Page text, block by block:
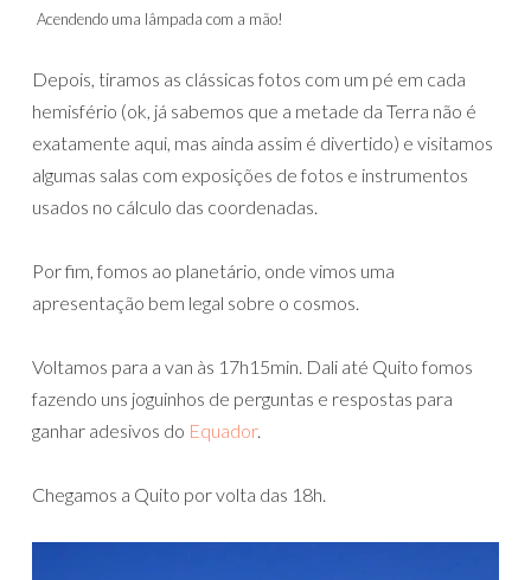
Acendendo uma lâmpada com a mão!
Depois, tiramos as clássicas fotos com um pé em cada
hemisfério (ok, já sabemos que a metade da Terra não é
exatamente aqui, mas ainda assim é divertido) e visitamos
algumas salas com exposições de fotos e instrumentos
usados no cálculo das coordenadas.
Por fim, fomos ao planetário, onde vimos uma
apresentação bem legal sobre o cosmos.
Voltamos para a van às 17h15min. Dali até Quito fomos
fazendo uns joguinhos de perguntas e respostas para
ganhar adesivos do Equador.
Chegamos a Quito por volta das 18h.